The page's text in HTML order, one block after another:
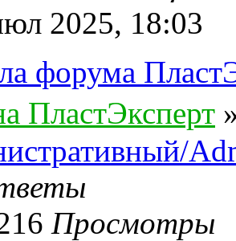
2025, 18:03
форума
ПластЭксперт
Просмотры